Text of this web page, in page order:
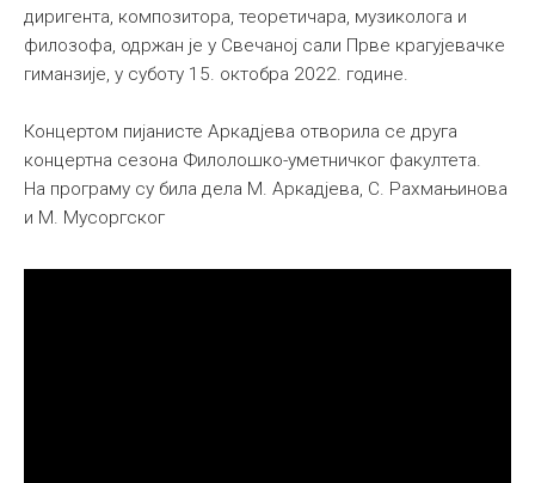
диригента, композитора, теоретичара, музиколога и
филозофа, одржан је у Свечаној сали Прве крагујевачке
гиманзије, у суботу 15. октобра 2022. године.
Концертом пијанисте Аркадјева отворила се друга
концертна сезона Филолошко-уметничког факултета.
На програму су била дела М. Аркадјева, С. Рахмањинова
и М. Мусоргског